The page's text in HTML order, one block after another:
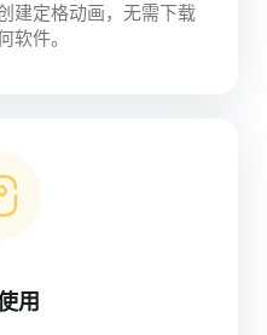
建定格动画，无需下载
软件。
用